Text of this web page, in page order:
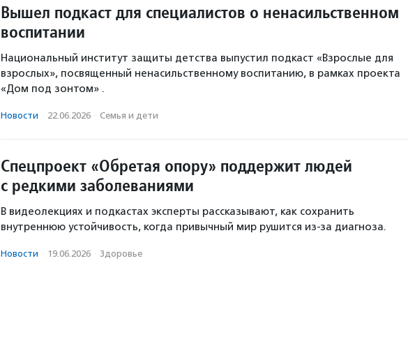
Вышел подкаст для специалистов о ненасильственном
воспитании
Национальный институт защиты детства выпустил подкаст «Взрослые для
взрослых», посвященный ненасильственному воспитанию, в рамках проекта
«Дом под зонтом» .
Новости · 22.06.2026 · Семья и дети
Спецпроект «Обретая опору» поддержит людей
с редкими заболеваниями
В видеолекциях и подкастах эксперты рассказывают, как сохранить
внутреннюю устойчивость, когда привычный мир рушится из-за диагноза.
Новости · 19.06.2026 · Здоровье